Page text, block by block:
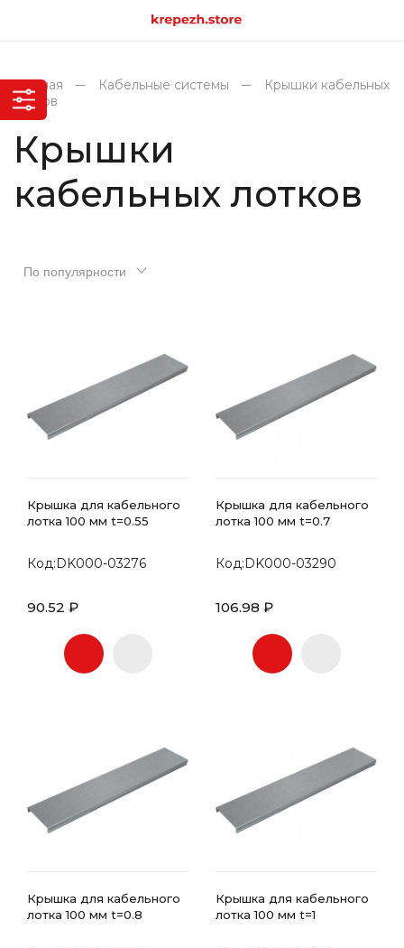
Главная Кабельные системы
Крышки кабельных
лотков
Крышки
кабельных лотков
По популярности
Крышка для кабельного
лотка 100 мм t=0.55
Код:DK000-03276
90.52 ₽
Крышка для кабельного
лотка 100 мм t=0.7
Код:DK000-03290
106.98 ₽
Крышка для кабельного
лотка 100 мм t=0.8
Крышка для кабельного
лотка 100 мм t=1